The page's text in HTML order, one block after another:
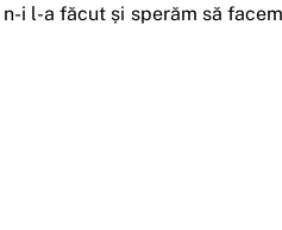
i l-a făcut și sperăm să